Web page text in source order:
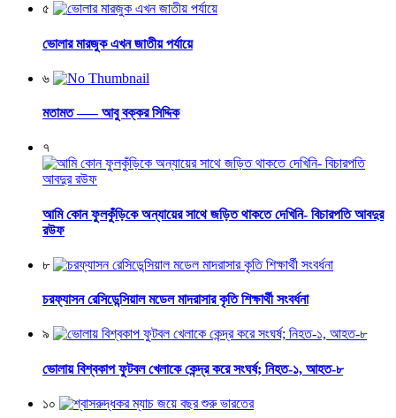
৫
ভোলার মারজুক এখন জাতীয় পর্যায়ে
৬
মতামত —– আবু বক্কর সিদ্দিক
৭
আমি কোন ফুলকুঁড়িকে অন্যায়ের সাথে জড়িত থাকতে দেখিনি- বিচারপতি আবদুর
রউফ
৮
চরফ্যাসন রেসিডেন্সিয়াল মডেল মাদরাসার কৃতি শিক্ষার্থী সংবর্ধনা
৯
ভোলায় বিশ্বকাপ ফুটবল খেলাকে কেন্দ্র করে সংঘর্ষ; নিহত-১, আহত-৮
১০